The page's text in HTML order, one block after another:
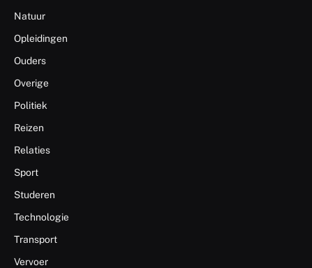
Natuur
Opleidingen
Ouders
Overige
Politiek
Reizen
Relaties
Sport
Studeren
Technologie
Transport
Vervoer